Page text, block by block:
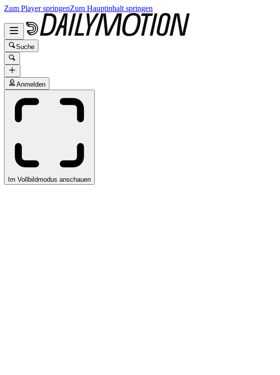
Zum Player springenZum Hauptinhalt springen
Suche
Anmelden
Im Vollbildmodus anschauen